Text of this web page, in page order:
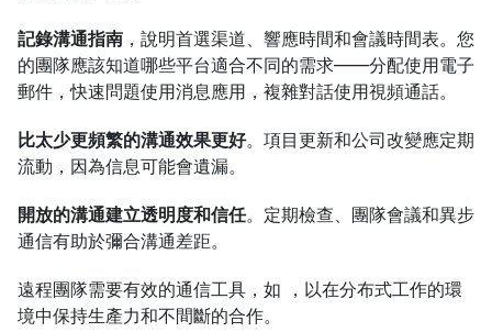
記錄溝通指南 ，說明首選渠道、響應時間和會議時間表。您
的團隊應該知道哪些平台適合不同的需求——分配使用電子
郵件，快速問題使用消息應用，複雜對話使用視頻通話。
比太少更頻繁的溝通效果更好。項目更新和公司改變應定期
流動，因為信息可能會遺漏。
開放的溝通建立透明度和信任。定期檢查、團隊會議和異步
通信有助於彌合溝通差距。
遠程團隊需要有效的通信工具，如 ，以在分布式工作的環
境中保持生產力和不間斷的合作。